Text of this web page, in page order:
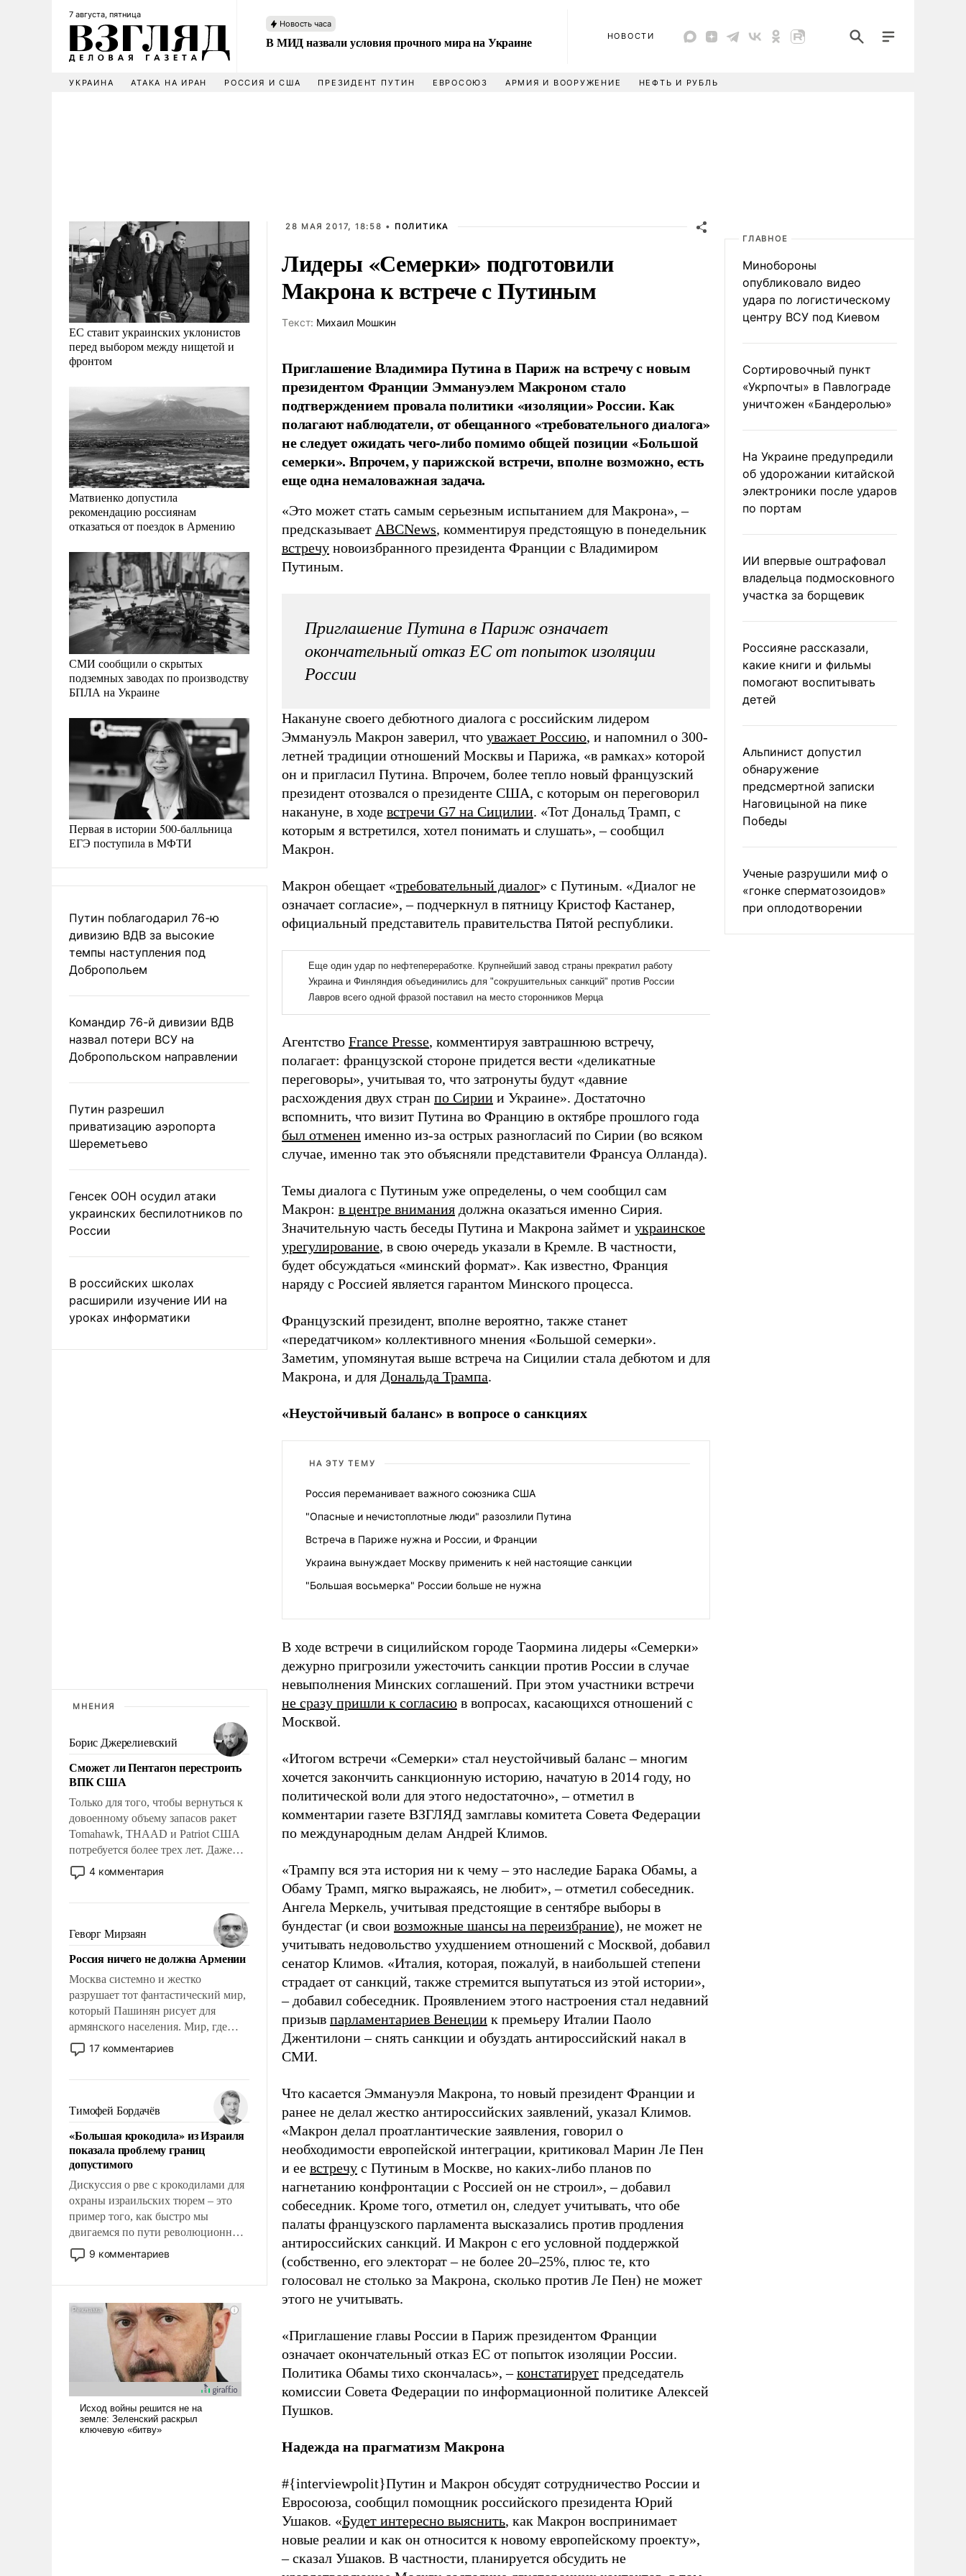
7 августа, пятница
Новость часа
В МИД назвали условия прочного мира на Украине НОВОСТИ
УКРАИНА АТАКА НА ИРАН РОССИЯ И США ПРЕЗИДЕНТ ПУТИН ЕВРОСОЮЗ АРМИЯ И ВООРУЖЕНИЕ НЕФТЬ И РУБЛЬ
ЕС ставит украинских уклонистов
перед выбором между нищетой и
фронтом
Матвиенко допустила
рекомендацию россиянам
отказаться от поездок в Армению
СМИ сообщили о скрытых
подземных заводах по производству
БПЛА на Украине
Первая в истории 500-балльница
ЕГЭ поступила в МФТИ
Путин поблагодарил 76-ю
дивизию ВДВ за высокие
темпы наступления под
Добропольем
Командир 76-й дивизии ВДВ
назвал потери ВСУ на
Добропольском направлении
Путин разрешил
приватизацию аэропорта
Шереметьево
Генсек ООН осудил атаки
украинских беспилотников по
России
В российских школах
расширили изучение ИИ на
уроках информатики
МНЕНИЯ
Борис Джерелиевский
Сможет ли Пентагон перестроить
ВПК США
Только для того, чтобы вернуться к
довоенному объему запасов ракет
Tomahawk, THAAD и Patriot США
потребуется более трех лет. Даже
небольшая война с Ираном
опустошила американские
уязвимости США, например, перед
Китаем.
4 комментария
Геворг Мирзаян
Россия ничего не должна Армении
Москва системно и жестко
разрушает тот фантастический мир,
который Пашинян рисует для
армянского населения. Мир, где
политические прожекты будут
безусловно оплачиваться за счет
где Еревану за свои поступки не
нужно отвечать.
17 комментариев
Тимофей Бордачёв
«Большая крокодила» из Израиля
показала проблему границ
допустимого
Дискуссия о рве с крокодилами для
охраны израильских тюрем – это
пример того, как быстро мы
двигаемся по пути революционных
изменений. То, что несколько лет
назад было образом для
9 комментариев
28 МАЯ 2017, 18:58 • ПОЛИТИКА
Лидеры «Семерки» подготовили
Макрона к встрече с Путиным
Tекст: Михаил Мошкин
Приглашение Владимира Путина в Париж на встречу с новым
президентом Франции Эммануэлем Макроном стало
подтверждением провала политики «изоляции» России. Как
полагают наблюдатели, от обещанного «требовательного диалога»
не следует ожидать чего-либо помимо общей позиции «Большой
семерки». Впрочем, у парижской встречи, вполне возможно, есть
еще одна немаловажная задача.
«Это может стать самым серьезным испытанием для Макрона», –
предсказывает ABCNews, комментируя предстоящую в понедельник
встречу новоизбранного президента Франции с Владимиром
Путиным.
Приглашение Путина в Париж означает
окончательный отказ ЕС от попыток изоляции
России
Накануне своего дебютного диалога с российским лидером
Эммануэль Макрон заверил, что уважает Россию, и напомнил о 300-
летней традиции отношений Москвы и Парижа, «в рамках» которой
он и пригласил Путина. Впрочем, более тепло новый французский
президент отозвался о президенте США, с которым он переговорил
накануне, в ходе встречи G7 на Сицилии. «Тот Дональд Трамп, с
которым я встретился, хотел понимать и слушать», – сообщил
Макрон.
Макрон обещает «требовательный диалог» с Путиным. «Диалог не
означает согласие», – подчеркнул в пятницу Кристоф Кастанер,
официальный представитель правительства Пятой республики.
Агентство France Presse, комментируя завтрашнюю встречу,
полагает: французской стороне придется вести «деликатные
переговоры», учитывая то, что затронуты будут «давние
расхождения двух стран по Сирии и Украине». Достаточно
вспомнить, что визит Путина во Францию в октябре прошлого года
был отменен именно из-за острых разногласий по Сирии (во всяком
случае, именно так это объясняли представители Франсуа Олланда).
Темы диалога с Путиным уже определены, о чем сообщил сам
Макрон: в центре внимания должна оказаться именно Сирия.
Значительную часть беседы Путина и Макрона займет и украинское
урегулирование, в свою очередь указали в Кремле. В частности,
будет обсуждаться «минский формат». Как известно, Франция
наряду с Россией является гарантом Минского процесса.
Французский президент, вполне вероятно, также станет
«передатчиком» коллективного мнения «Большой семерки».
Заметим, упомянутая выше встреча на Сицилии стала дебютом и для
Макрона, и для Дональда Трампа.
«Неустойчивый баланс» в вопросе о санкциях
НА ЭТУ ТЕМУ
Россия переманивает важного союзника США
"Опасные и нечистоплотные люди" разозлили Путина
Встреча в Париже нужна и России, и Франции
Украина вынуждает Москву применить к ней настоящие санкции
"Большая восьмерка" России больше не нужна
В ходе встречи в сицилийском городе Таормина лидеры «Семерки»
дежурно пригрозили ужесточить санкции против России в случае
невыполнения Минских соглашений. При этом участники встречи
не сразу пришли к согласию в вопросах, касающихся отношений с
Москвой.
«Итогом встречи «Семерки» стал неустойчивый баланс – многим
хочется закончить санкционную историю, начатую в 2014 году, но
политической воли для этого недостаточно», – отметил в
комментарии газете ВЗГЛЯД замглавы комитета Совета Федерации
по международным делам Андрей Климов.
«Трампу вся эта история ни к чему – это наследие Барака Обамы, а
Обаму Трамп, мягко выражаясь, не любит», – отметил собеседник.
Ангела Меркель, учитывая предстоящие в сентябре выборы в
бундестаг (и свои возможные шансы на переизбрание), не может не
учитывать недовольство ухудшением отношений с Москвой, добавил
сенатор Климов. «Италия, которая, пожалуй, в наибольшей степени
страдает от санкций, также стремится выпутаться из этой истории»,
– добавил собеседник. Проявлением этого настроения стал недавний
призыв парламентариев Венеции к премьеру Италии Паоло
Джентилони – снять санкции и обуздать антироссийский накал в
СМИ.
Что касается Эммануэля Макрона, то новый президент Франции и
ранее не делал жестко антироссийских заявлений, указал Климов.
«Макрон делал проатлантические заявления, говорил о
необходимости европейской интеграции, критиковал Марин Ле Пен
и ее встречу с Путиным в Москве, но каких-либо планов по
нагнетанию конфронтации с Россией он не строил», – добавил
собеседник. Кроме того, отметил он, следует учитывать, что обе
палаты французского парламента высказались против продления
антироссийских санкций. И Макрон с его условной поддержкой
(собственно, его электорат – не более 20–25%, плюс те, кто
голосовал не столько за Макрона, сколько против Ле Пен) не может
этого не учитывать.
«Приглашение главы России в Париж президентом Франции
означает окончательный отказ ЕС от попыток изоляции России.
Политика Обамы тихо скончалась», –констатирует председатель
комиссии Совета Федерации по информационной политике Алексей
Пушков.
Надежда на прагматизм Макрона
#{interviewpolit}Путин и Макрон обсудят сотрудничество России и
Евросоюза, сообщил помощник российского президента Юрий
Ушаков. «Будет интересно выяснить, как Макрон воспринимает
новые реалии и как он относится к новому европейскому проекту»,
– сказал Ушаков. В частности, планируется обсудить не
ГЛАВНОЕ
Минобороны
опубликовало видео
удара по логистическому
центру ВСУ под Киевом
Сортировочный пункт
«Укрпочты» в Павлограде
уничтожен «Бандеролью»
На Украине предупредили
об удорожании китайской
электроники после ударов
по портам
ИИ впервые оштрафовал
владельца подмосковного
участка за борщевик
Россияне рассказали,
какие книги и фильмы
помогают воспитывать
детей
Альпинист допустил
обнаружение
предсмертной записки
Наговицыной на пике
Победы
Ученые разрушили миф о
«гонке сперматозоидов»
при оплодотворении